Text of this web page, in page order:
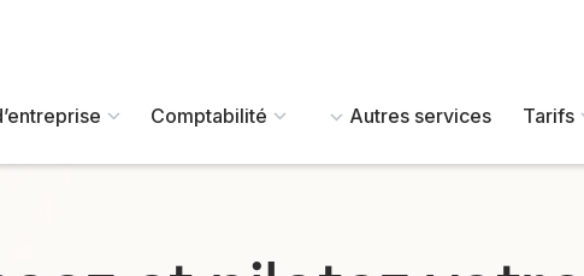
Comptabilité Autres services Tarifs